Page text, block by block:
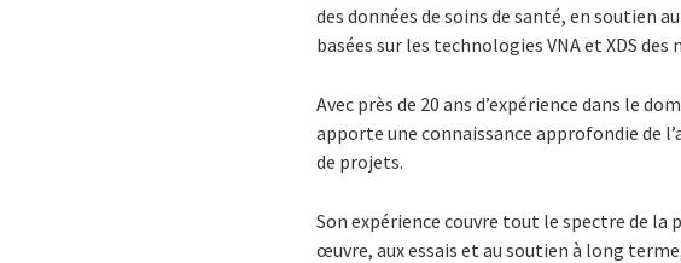
des données de soins de santé, en
basées sur les technologies VNA et XDS
Avec près de 20 ans d’expérience dans le
apporte une connaissance approfondie de
de projets.
Son expérience couvre tout le spectre de la
œuvre, aux essais et au soutien à long